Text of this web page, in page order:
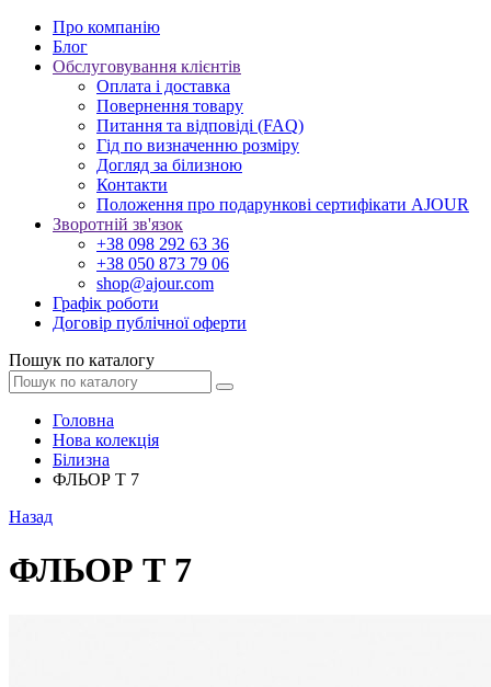
Про компанію
Блог
Обслуговування клієнтів
Оплата і доставка
Повернення товару
Питання та відповіді (FAQ)
Гід по визначенню розміру
Догляд за білизною
Контакти
Положення про подарункові сертифікати AJOUR
Зворотній зв'язок
+38 098 292 63 36
+38 050 873 79 06
shop@ajour.com
Графік роботи
Договір публічної оферти
Пошук по каталогу
Головна
Нова колекція
Білизна
ФЛЬОР Т 7
Назад
ФЛЬОР Т 7